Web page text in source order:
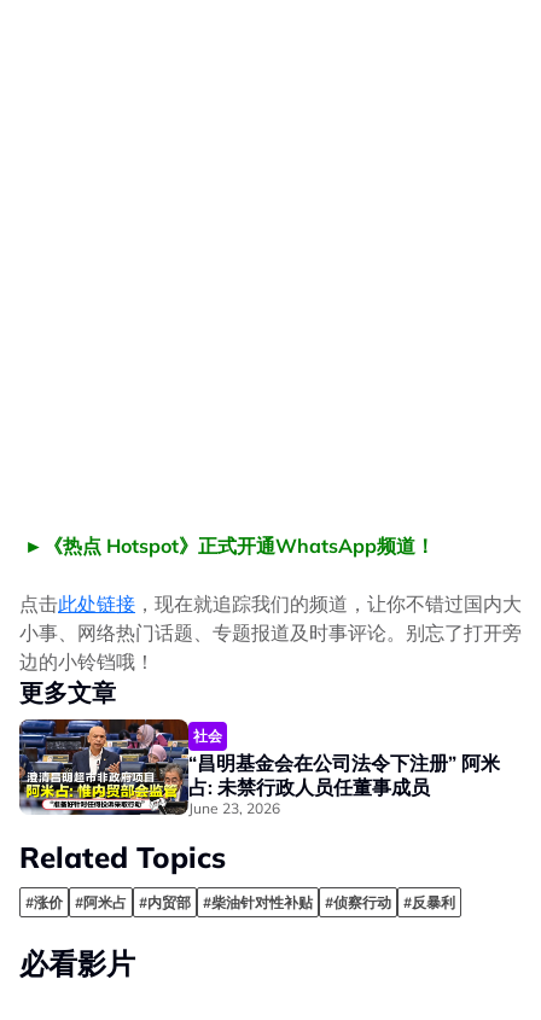
►《热点 Hotspot》正式开通WhatsApp频道！
点击此处链接 ，现在就追踪我们的频道，让你不错过国内大
小事、网络热门话题、专题报道及时事评论。别忘了打开旁
边的小铃铛哦！
更多文章
社会
“昌明基金会在公司法令下注册” 阿米
占: 未禁行政人员任董事成员
June 23, 2026
Related Topics
#涨价 #阿米占 #内贸部 #柴油针对性补贴 #侦察行动 #反暴利
必看影片